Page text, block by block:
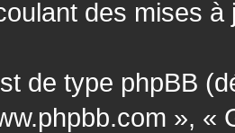
des mises
de type phpBB
», «